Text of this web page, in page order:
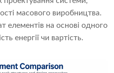
масового виробництва.
на основі одного
енергії чи вартість.